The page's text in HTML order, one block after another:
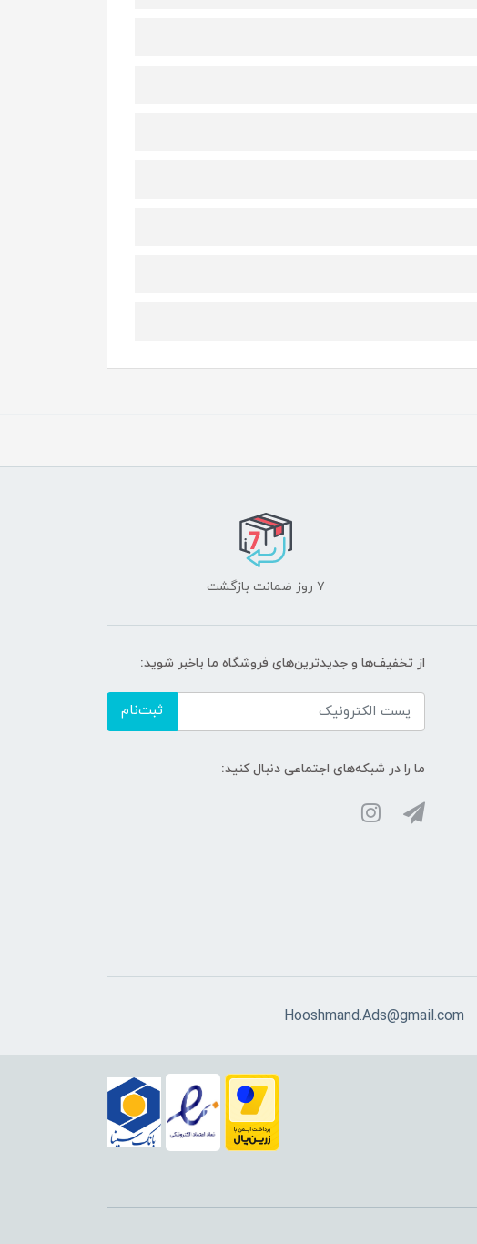
۷ روز ضمانت بازگشت
از تخفیف‌ها و جدیدترین‌های فروشگاه ما باخبر شوید:
ثبت‌نام
ما را در شبکه‌های اجتماعی دنبال کنید:
Hooshmand.Ads@gmail.com